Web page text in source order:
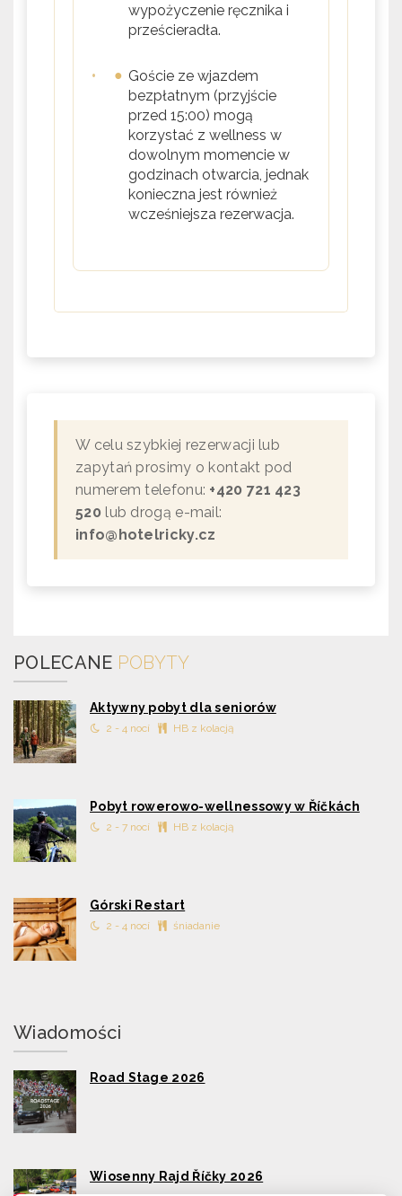
wypożyczenie ręcznika i
prześcieradła.
•
Goście ze wjazdem
bezpłatnym (przyjście
przed 15:00) mogą
korzystać z wellness w
dowolnym momencie w
godzinach otwarcia, jednak
konieczna jest również
wcześniejsza rezerwacja.
W celu szybkiej rezerwacji lub
zapytań prosimy o kontakt pod
numerem telefonu: +420 721 423
520 lub drogą e-mail:
info@hotelricky.cz
POLECANE POBYTY
Aktywny pobyt dla seniorów
2 - 4 nocí HB z kolacją
Pobyt rowerowo-wellnessowy w Říčkách
2 - 7 nocí HB z kolacją
Górski Restart
2 - 4 nocí śniadanie
Wiadomości
Road Stage 2026
Wiosenny Rajd Říčky 2026